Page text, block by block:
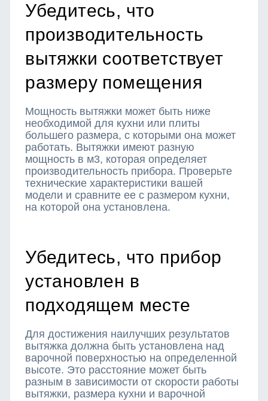
Убедитесь, что
производительность
вытяжки соответствует
размеру помещения
Мощность вытяжки может быть ниже
необходимой для кухни или плиты
большего размера, с которыми она может
работать. Вытяжки имеют разную
мощность в м3, которая определяет
производительность прибора. Проверьте
технические характеристики вашей
модели и сравните ее с размером кухни,
на которой она установлена.
Убедитесь, что прибор
установлен в
подходящем месте
Для достижения наилучших результатов
вытяжка должна быть установлена над
варочной поверхностью на определенной
высоте. Это расстояние может быть
разным в зависимости от скорости работы
вытяжки, размера кухни и варочной